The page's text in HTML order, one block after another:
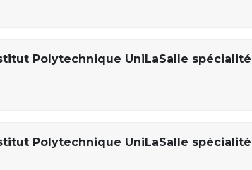
Polytechnique UniLaSalle spécialité
Polytechnique UniLaSalle